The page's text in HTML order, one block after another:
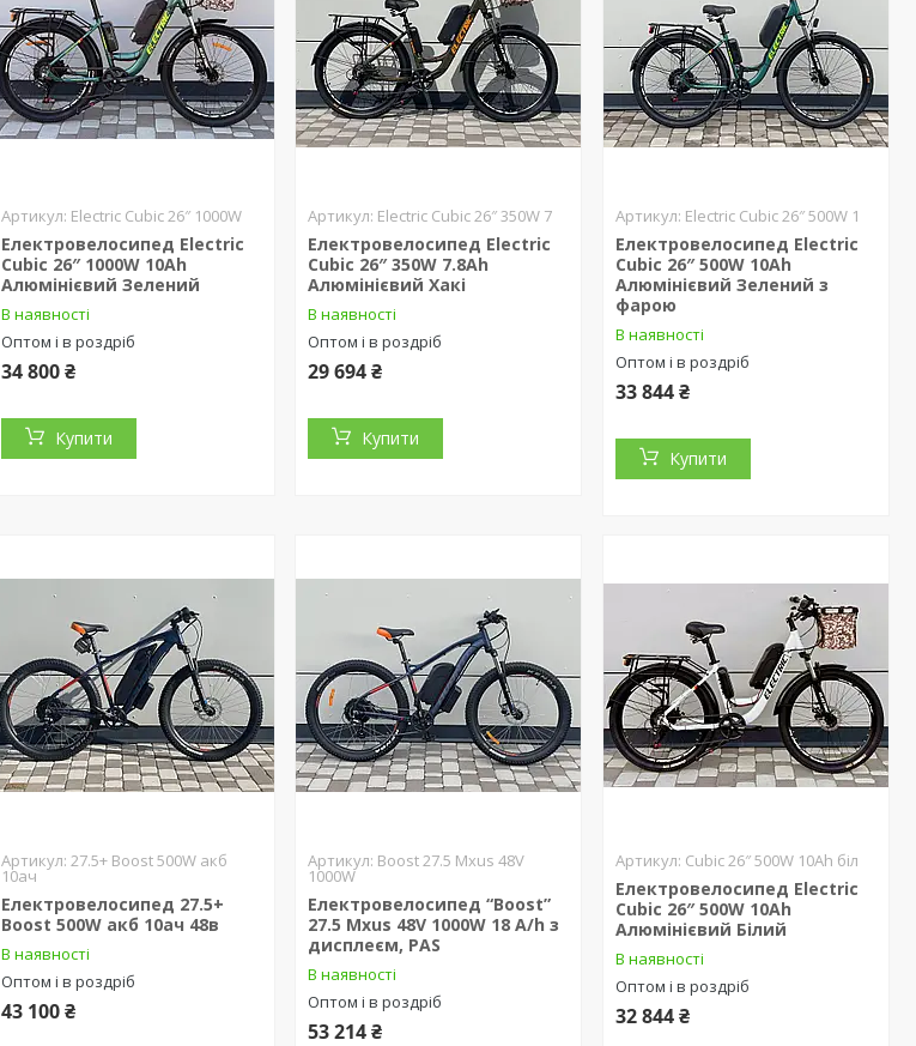
Electric Cubic 26″ 1000W
Електровелосипед Electric
Cubic 26″ 1000W 10Ah
Алюмінієвий Зелений
В наявності
Оптом і в роздріб
34 800 ₴
Купити
Electric Cubic 26″ 350W 7
Електровелосипед Electric
Cubic 26″ 350W 7.8Ah
Алюмінієвий Хакі
В наявності
Оптом і в роздріб
29 694 ₴
Купити
Electric Cubic 26″ 500W 1
Електровелосипед Electric
Cubic 26″ 500W 10Ah
Алюмінієвий Зелений з
фарою
В наявності
Оптом і в роздріб
33 844 ₴
Купити
27.5+ Boost 500W акб
10ач
Електровелосипед 27.5+
Boost 500W акб 10ач 48в
В наявності
Оптом і в роздріб
43 100 ₴
Boost 27.5 Mxus 48V
1000W
Електровелосипед “Boost”
27.5 Mxus 48V 1000W 18 A/h з
дисплеєм, PAS
В наявності
Оптом і в роздріб
53 214 ₴
Cubic 26″ 500W 10Ah біл
Електровелосипед Electric
Cubic 26″ 500W 10Ah
Алюмінієвий Білий
В наявності
Оптом і в роздріб
32 844 ₴